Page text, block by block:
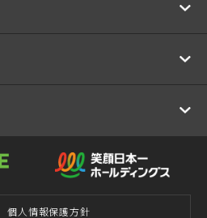
個人情報保護方針